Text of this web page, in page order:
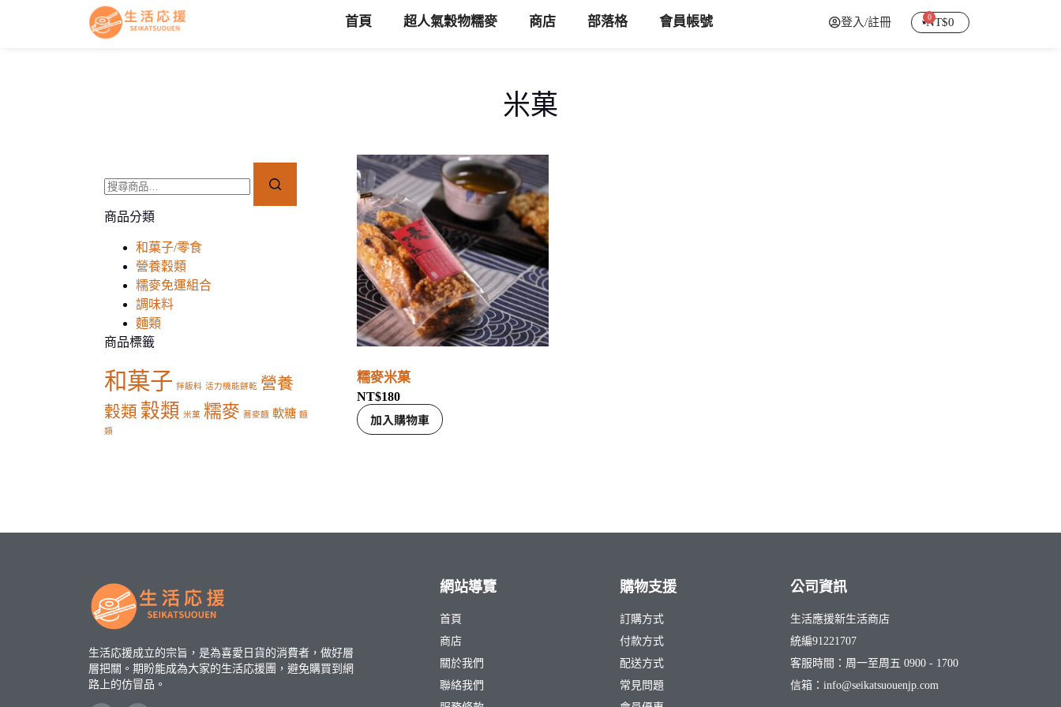
首頁 超人氣穀物糯麥 商店 部落格 會員帳號 登入/註冊 NT$0
0
米菓
商品分類
和菓子/零食
營養穀類
糯麥免運組合
調味料
麵類
商品標籤
和菓子 拌飯料 活力機能餅乾 營養
穀類 穀類 米菓 糯麥 蕎麥麵 軟糖 麵
類
糯麥米菓
NT$180
加入購物車
生活応援成立的宗旨，是為喜愛日貨的消費者，做好層
層把關。期盼能成為大家的生活応援團，避免購買到網
路上的仿冒品。
網站導覽
首頁
商店
關於我們
聯絡我們
購物支援
訂購方式
付款方式
配送方式
常見問題
公司資訊
生活應援新生活商店
統編91221707
客服時間：周一至周五 0900 - 1700
信箱：info@seikatsuouenjp.com